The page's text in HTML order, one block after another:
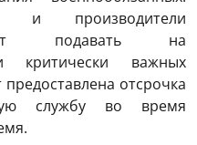
и производители
подавать на
критически важных
отсрочка
службу во время